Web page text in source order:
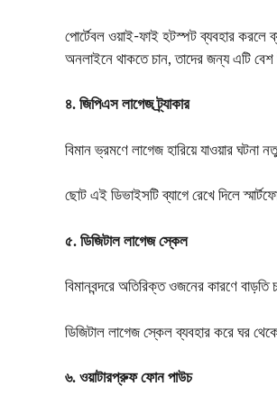
পোর্টেবল ওয়াই-ফাই হটস্পট ব্যবহার করলে
অনলাইনে থাকতে চান, তাদের জন্য এটি বেশ
৪. জিপিএস লাগেজ ট্র্যাকার
বিমান ভ্রমণে লাগেজ হারিয়ে যাওয়ার
ছোট এই ডিভাইসটি ব্যাগে রেখে দিলে
৫. ডিজিটাল লাগেজ স্কেল
বিমানবন্দরে অতিরিক্ত ওজনের কারণে
ডিজিটাল লাগেজ স্কেল ব্যবহার করে ঘর
৬. ওয়াটারপ্রুফ ফোন পাউচ